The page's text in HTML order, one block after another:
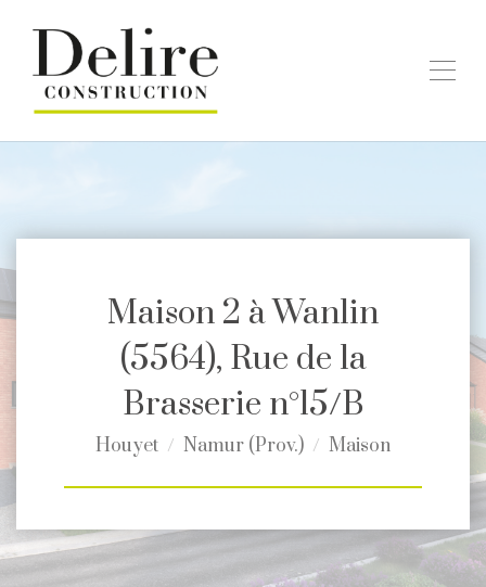
Maison 2 à Wanlin
(5564), Rue de la
Brasserie n°15/B
Houyet Namur (Prov.) Maison